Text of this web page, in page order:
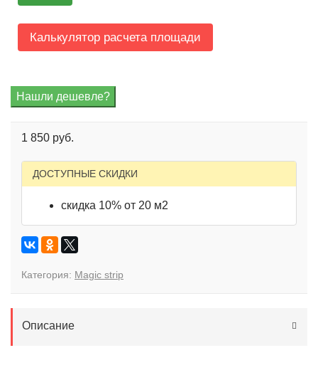
Калькулятор расчета площади
1 850 руб.
ДОСТУПНЫЕ СКИДКИ
скидка 10% от 20 м2
Категория: Magic strip
Описание